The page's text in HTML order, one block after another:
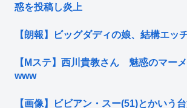
惑を投稿し炎上
【朗報】ビッグダディの娘、結構エッ
【Mステ】西川貴教さん 魅惑のマー
www
【画像】ビビアン・スー(51)とかいう